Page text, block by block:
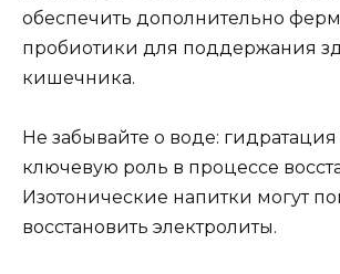
обеспечить дополнительно
пробиотики для поддержания
кишечника.
Не забывайте о воде: гидратация
ключевую роль в процессе
Изотонические напитки могут
восстановить электролиты.